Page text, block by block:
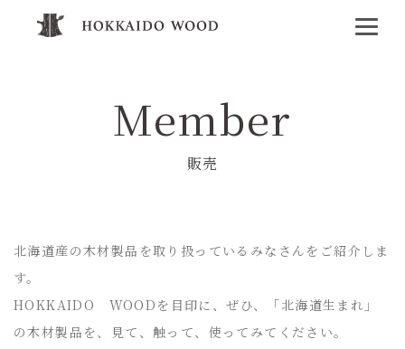
Member
販売
北海道産の木材製品を取り扱っているみなさんをご紹介しま
す。
HOKKAIDO WOODを目印に、ぜひ、「北海道生まれ」
の木材製品を、見て、触って、使ってみてください。